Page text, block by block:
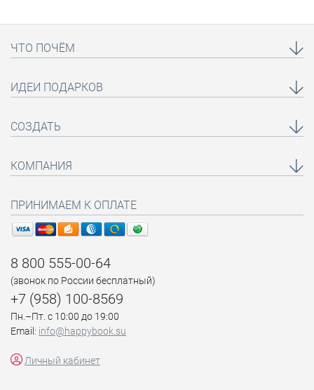
ЧТО ПОЧЁМ
ИДЕИ ПОДАРКОВ
СОЗДАТЬ
КОМПАНИЯ
ПРИНИМАЕМ К ОПЛАТЕ
8 800 555-00-64
(звонок по России бесплатный)
+7 (958) 100-8569
Пн.–Пт. с 10:00 до 19:00
Email: info@happybook.su
Личный кабинет